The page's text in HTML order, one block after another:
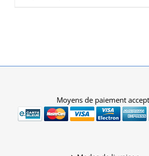
Moyens de paiement